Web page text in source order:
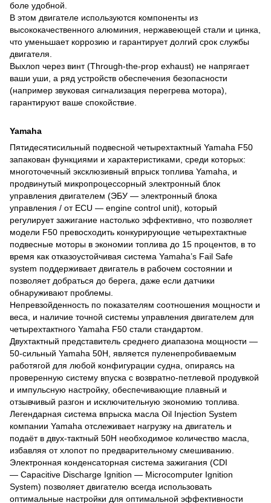
боле удобной.
В этом двигателе используются компоненты из
высококачественного алюминия, нержавеющей стали и цинка,
что уменьшает коррозию и гарантирует долгий срок службы
двигателя.
Выхлоп через винт (Through-the-prop exhaust) не напрягает
ваши уши, а ряд устройств обеспечения безопасности
(например звуковая сигнализация перегрева мотора),
гарантируют ваше спокойствие.
Yamaha
Пятидесятисильный подвесной четырехтактный Yamaha F50
запакован функциями и характеристиками, среди которых:
многоточечный эксклюзивный впрыск топлива Yamaha, и
продвинутый микропроцессорный электронный блок
управления двигателем (ЭБУ — электронный блока
управления / от ECU — engine control unit), который
регулирует зажигание настолько эффективно, что позволяет
модели F50 превосходить конкурирующие четырехтактные
подвесные моторы в экономии топлива до 15 процентов, в то
время как отказоустойчивая система Yamaha’s Fail Safe
system поддерживает двигатель в рабочем состоянии и
позволяет добраться до берега, даже если датчики
обнаруживают проблемы.
Непревзойденность по показателям соотношения мощности и
веса, и наличие точной системы управления двигателем для
четырехтактного Yamaha F50 стали стандартом.
Двухтактный представитель среднего диапазона мощности —
50-сильный Yamaha 50H, является пуленепробиваемым
работягой для любой конфигурации судна, опираясь на
проверенную систему впуска с возвратно-петлевой продувкой
и импульсную настройку, обеспечивающие плавный и
отзывчивый разгон и исключительную экономию топлива.
Легендарная система впрыска масла Oil Injection System
компании Yamaha отслеживает нагрузку на двигатель и
подаёт в двух-тактный 50H необходимое количество масла,
избавляя от хлопот по предварительному смешиванию.
Электронная конденсаторная система зажигания (CDI
— Capacitive Discharge Ignition — Microcomputer Ignition
System) позволяет двигателю всегда использовать
оптимальные настройки для оптимальной эффективности